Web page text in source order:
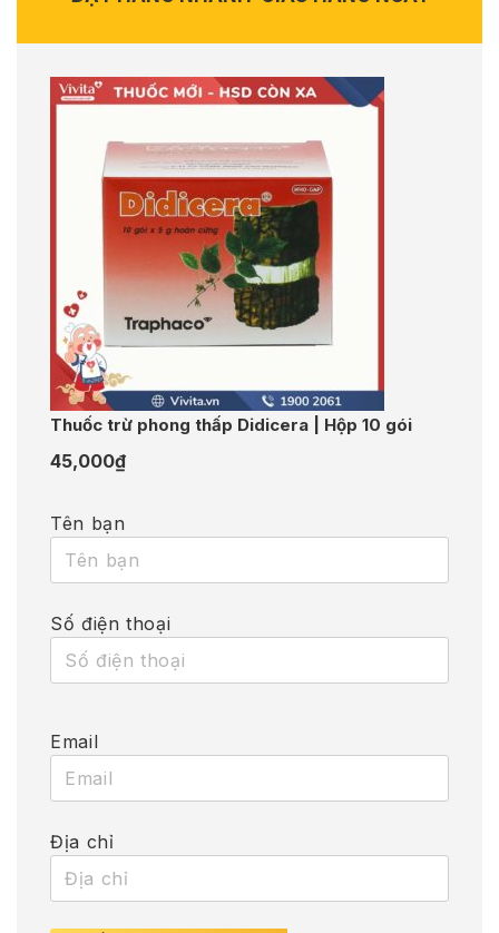
Thuốc trừ phong thấp Didicera | Hộp 10 gói
45,000₫
Tên bạn
Số điện thoại
Email
Địa chỉ